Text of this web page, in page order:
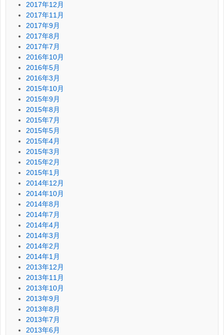
2017年12月
2017年11月
2017年9月
2017年8月
2017年7月
2016年10月
2016年5月
2016年3月
2015年10月
2015年9月
2015年8月
2015年7月
2015年5月
2015年4月
2015年3月
2015年2月
2015年1月
2014年12月
2014年10月
2014年8月
2014年7月
2014年4月
2014年3月
2014年2月
2014年1月
2013年12月
2013年11月
2013年10月
2013年9月
2013年8月
2013年7月
2013年6月